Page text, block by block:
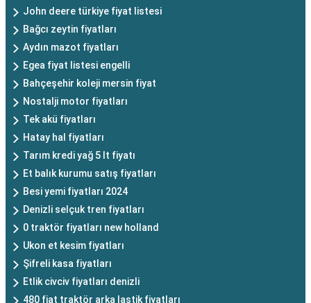
John deere türkiye fiyat listesi
Bağcı zeytin fiyatları
Aydın mazot fiyatları
Egea fiyat listesi engelli
Bahçeşehir koleji mersin fiyat
Nostalji motor fiyatları
Tek akü fiyatları
Hatay hal fiyatları
Tarım kredi yağ 5 lt fiyatı
Et balık kurumu satış fiyatları
Besi yemi fiyatları 2024
Denizli selçuk tren fiyatları
0 traktör fiyatları new holland
Ukon et kesim fiyatları
Şifreli kasa fiyatları
Etlik civciv fiyatları denizli
480 fiat traktör arka lastik fiyatları